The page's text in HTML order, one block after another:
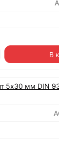
В
5х30 мм DIN